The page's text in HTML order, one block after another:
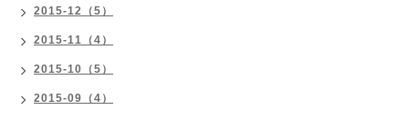
2015-12（5）
2015-11（4）
2015-10（5）
2015-09（4）